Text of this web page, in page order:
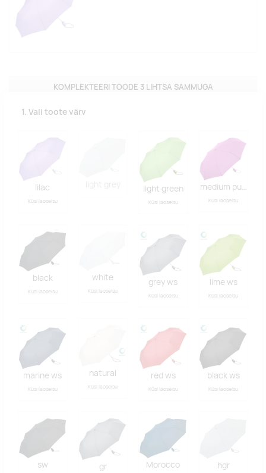
KOMPLEKTEERI TOODE 3 LIHTSA SAMMUGA
1. Vali toote värv
lilac
Küsi laoseisu
light green
Küsi laoseisu
medium purple
Küsi laoseisu
black
Küsi laoseisu
white
Küsi laoseisu
grey ws
Küsi laoseisu
lime ws
Küsi laoseisu
marine ws
Küsi laoseisu
natural
Küsi laoseisu
red ws
Küsi laoseisu
black ws
Küsi laoseisu
sw gr Morocco hgr